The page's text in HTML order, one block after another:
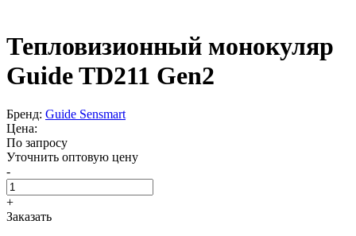
Тепловизионный монокуляр
Guide TD211 Gen2
Бренд: Guide Sensmart
Цена:
По запросу
Уточнить оптовую цену
-
+
Заказать